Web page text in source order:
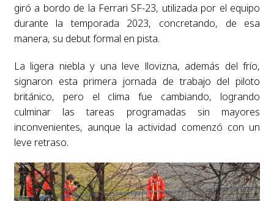
giró a bordo de la Ferrari SF-23, utilizada por el equipo
durante la temporada 2023, concretando, de esa
manera, su debut formal en pista.
La ligera niebla y una leve llovizna, además del frío,
signaron esta primera jornada de trabajo del piloto
británico, pero el clima fue cambiando, logrando
culminar las tareas programadas sin mayores
inconvenientes, aunque la actividad comenzó con un
leve retraso.